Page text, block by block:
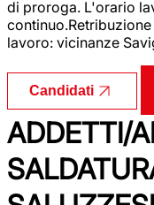
di proroga. L'orario
lavoro: vicinanze
Candidati
ADDETTI/